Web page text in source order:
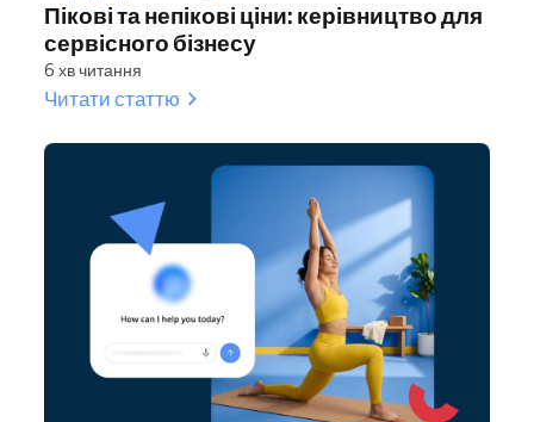
Пікові та непікові ціни: керівництво для
сервісного бізнесу
6 хв читання
Читати статтю